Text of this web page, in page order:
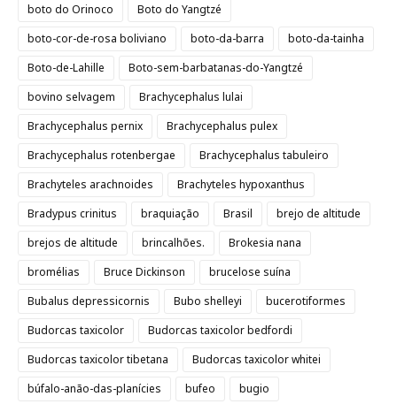
boto do Orinoco
Boto do Yangtzé
boto-cor-de-rosa boliviano
boto-da-barra
boto-da-tainha
Boto-de-Lahille
Boto-sem-barbatanas-do-Yangtzé
bovino selvagem
Brachycephalus lulai
Brachycephalus pernix
Brachycephalus pulex
Brachycephalus rotenbergae
Brachycephalus tabuleiro
Brachyteles arachnoides
Brachyteles hypoxanthus
Bradypus crinitus
braquiação Brasil
brejo de altitude
brejos de altitude
brincalhões.
Brokesia nana
bromélias
Bruce Dickinson
brucelose suína
Bubalus depressicornis
Bubo shelleyi
bucerotiformes
Budorcas taxicolor
Budorcas taxicolor bedfordi
Budorcas taxicolor tibetana
Budorcas taxicolor whitei
búfalo-anão-das-planícies
bufeo
bugio